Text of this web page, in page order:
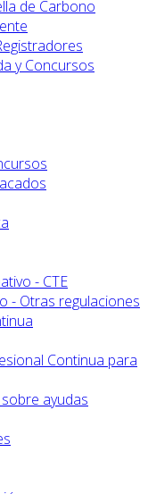
de Carbono
y Concursos
- CTE
- Otras regulaciones
Continua para
ayudas